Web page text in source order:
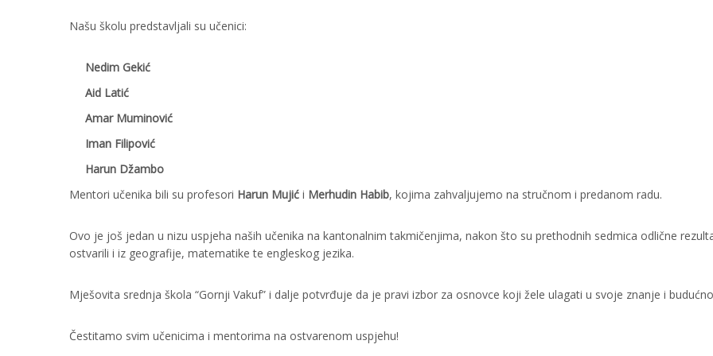
Našu školu predstavljali su učenici:
Nedim Gekić
Aid Latić
Amar Muminović
Iman Filipović
Harun Džambo
Mentori učenika bili su profesori Harun Mujić i Merhudin Habib, kojima zahvaljujemo na stručnom i predanom radu.
Ovo je još jedan u nizu uspjeha naših učenika na kantonalnim takmičenjima, nakon što su prethodnih sedmica odlične
ostvarili i iz geografije, matematike te engleskog jezika.
Mješovita srednja škola “Gornji Vakuf” i dalje potvrđuje da je pravi izbor za osnovce koji žele ulagati u svoje znanje i
Čestitamo svim učenicima i mentorima na ostvarenom uspjehu!